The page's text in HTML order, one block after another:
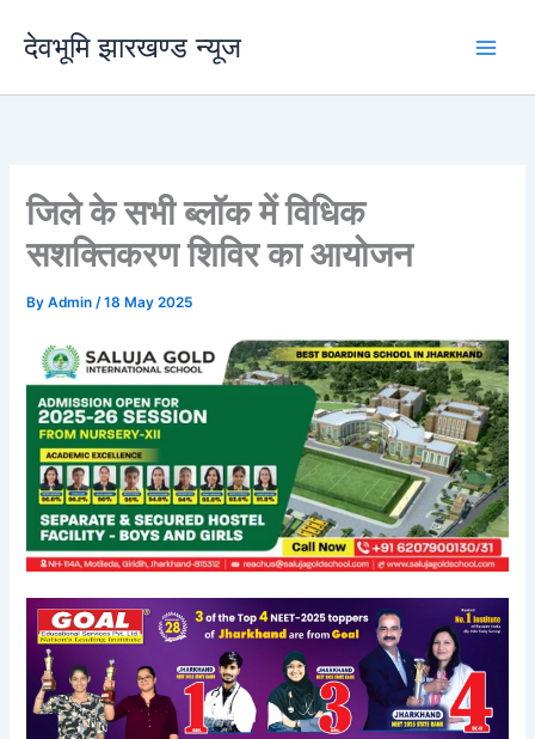
content
देवभूमि झारखण्ड न्यूज
जिले के सभी ब्लॉक में विधिक
सशक्तिकरण शिविर का आयोजन
ByAdmin/18 May 2025